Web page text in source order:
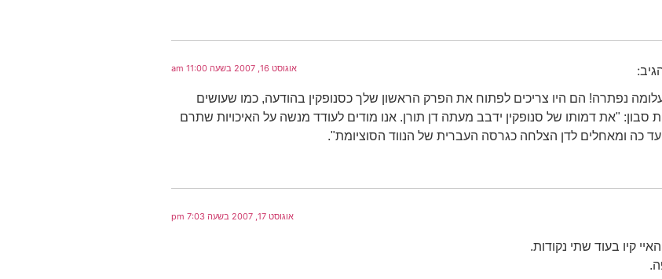
אוגוסט 16, 2007 בשעה 11:00 am
נפתרה! הם היו צריכים לפתוח את הפרק הראשון שלך כסנופקין בהודעה, כמו שעושים
סבון: "את דמותו של סנופקין ידבב מעתה דן תורן. אנו מודים לעודד מנשה על האיכויות שתרם
כה ומאחלים לדן הצלחה כגרסה העברית של הנווד הסוציומת".
אוגוסט 17, 2007 בשעה 7:03 pm
קיו בעוד שתי נקודות.